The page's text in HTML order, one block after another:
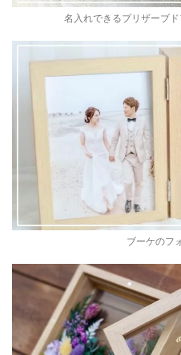
名入れできるプリザーブ
ブーケのフ